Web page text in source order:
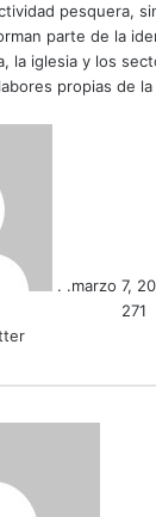
pesquera,
parte de la
la iglesia y los
propias de
. .marzo 7,
271
correo